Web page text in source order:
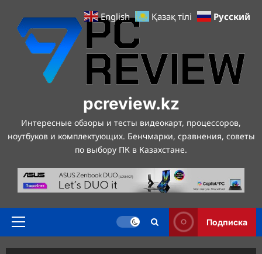
содержимому
pcreview.kz
Интересные обзоры и тесты видеокарт, процессоров,
ноутбуков и комплектующих. Бенчмарки, сравнения, советы
по выбору ПК в Казахстане.
Основное
Подписка
English Қазақ тілі Русский